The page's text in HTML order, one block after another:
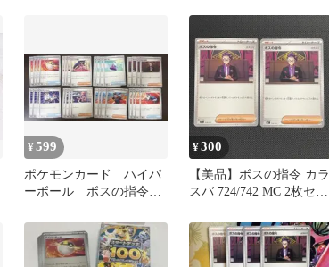
¥599
ポケモンカード ハイパ
ーボール ボスの指令
¥300
【美品】ボスの指令 カラ
スバ 724/742 MC 2枚セッ